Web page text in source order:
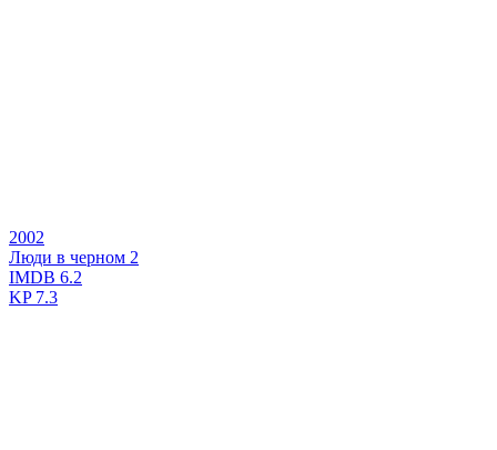
2002
Люди в черном 2
IMDB 6.2
KP7.3